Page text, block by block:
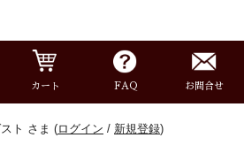
カート FAQ お問合せ
ト さま (ログイン / 新規登録)